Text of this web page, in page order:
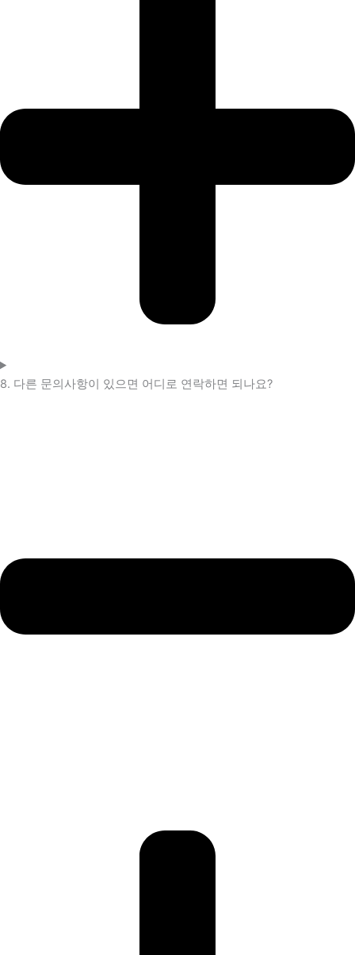
8. 다른 문의사항이 있으면 어디로 연락하면 되나요?